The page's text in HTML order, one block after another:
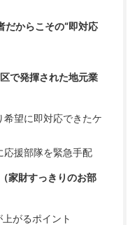
だからこその“即対応
で発揮された地元業
望に即対応できたケ
援部隊を緊急手配
家財すっきりのお部
がるポイント